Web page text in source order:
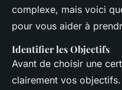
complexe, mais voici
pour vous aider à
Identifier les Objectifs
Avant de choisir une
clairement vos